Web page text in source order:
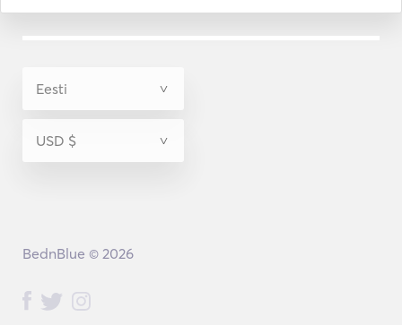
BednBlue © 2026